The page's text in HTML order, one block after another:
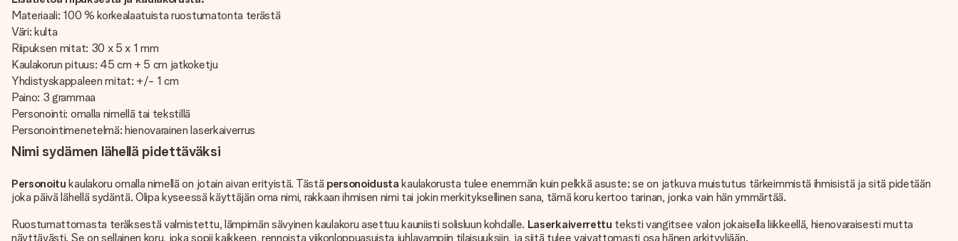
Materiaali: 100 % korkealaatuista ruostumatonta terästä
Väri: kulta
Riipuksen mitat: 30 x 5 x 1 mm
Kaulakorun pituus: 45 cm + 5 cm jatkoketju
Yhdistyskappaleen mitat: +/- 1 cm
Paino: 3 grammaa
Personointi: omalla nimellä tai tekstillä
Personointimenetelmä: hienovarainen laserkaiverrus
Nimi sydämen lähellä pidettäväksi
Personoitu kaulakoru omalla nimellä on jotain aivan erityistä. Tästä personoidusta kaulakorusta tulee enemmän kuin pelkkä asuste; se on jatkuva muistutus tärkeimmistä ihmisistä ja sitä pidetään
joka päivä lähellä sydäntä. Olipa kyseessä käyttäjän oma nimi, rakkaan ihmisen nimi tai jokin merkityksellinen sana, tämä koru kertoo tarinan, jonka vain hän ymmärtää.
Ruostumattomasta teräksestä valmistettu, lämpimän sävyinen kaulakoru asettuu kauniisti solisluun kohdalle. Laserkaiverrettu teksti vangitsee valon jokaisella liikkeellä, hienovaraisesti mutta
näyttävästi. Se on sellainen koru, joka sopii kaikkeen, rennoista viikonloppuasuista juhlavampiin tilaisuuksiin, ja siitä tulee vaivattomasti osa hänen arkityyliään.